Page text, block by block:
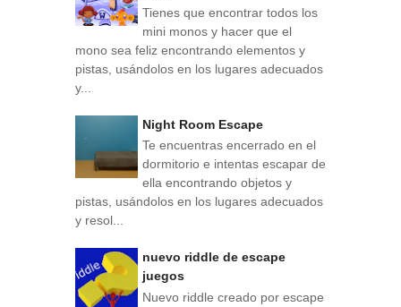
Tienes que encontrar todos los
mini monos y hacer que el
mono sea feliz encontrando elementos y
pistas, usándolos en los lugares adecuados
y...
Night Room Escape
Te encuentras encerrado en el
dormitorio e intentas escapar de
ella encontrando objetos y
pistas, usándolos en los lugares adecuados
y resol...
nuevo riddle de escape
juegos
Nuevo riddle creado por escape